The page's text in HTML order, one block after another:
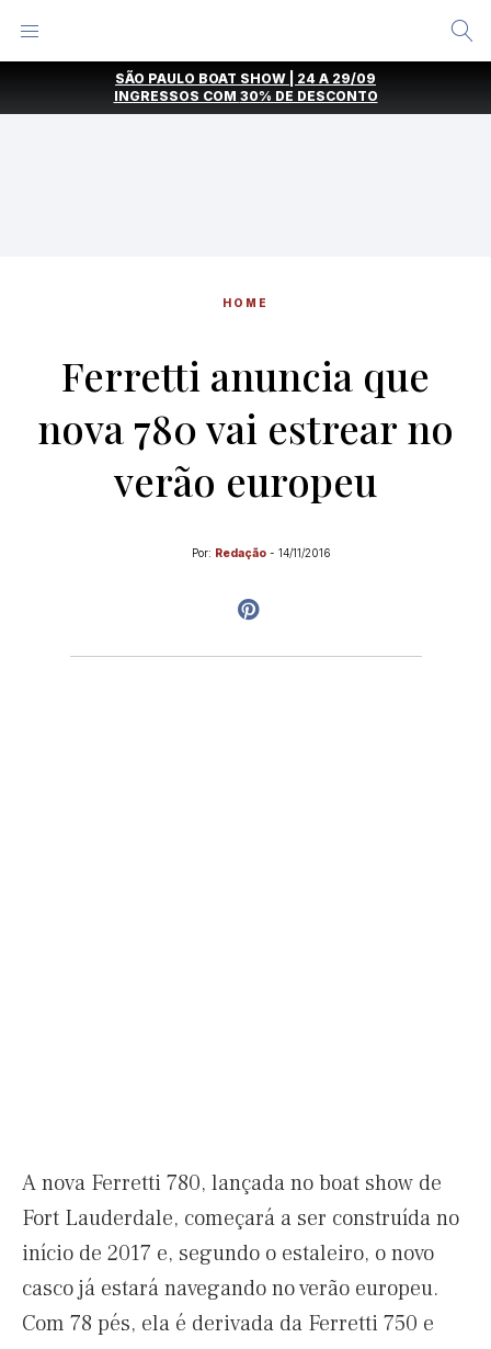
SÃO PAULO BOAT SHOW | 24 A 29/09
INGRESSOS COM 30% DE DESCONTO
HOME
Ferretti anuncia que
nova 780 vai estrear no
verão europeu
Por: Redação - 14/11/2016
A nova Ferretti 780, lançada no boat show de
Fort Lauderdale, começará a ser construída no
início de 2017 e, segundo o estaleiro, o novo
casco já estará navegando no verão europeu.
Com 78 pés, ela é derivada da Ferretti 750 e